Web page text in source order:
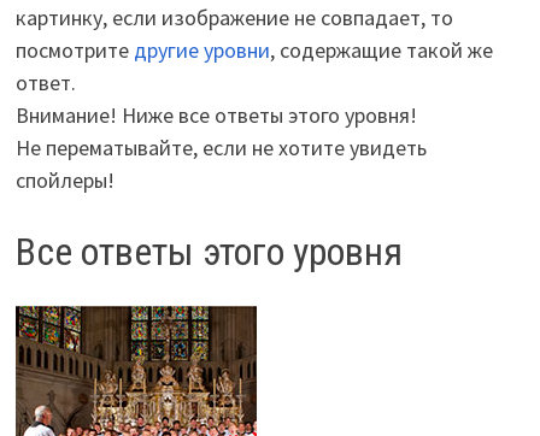
картинку, если изображение не совпадает, то
посмотрите другие уровни, содержащие такой же
ответ.
Внимание! Ниже все ответы этого уровня!
Не перематывайте, если не хотите увидеть
спойлеры!
Все ответы этого уровня